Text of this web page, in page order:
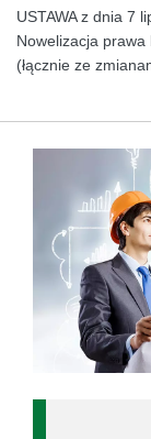
USTAWA z dnia 7
Nowelizacja
(łącznie ze